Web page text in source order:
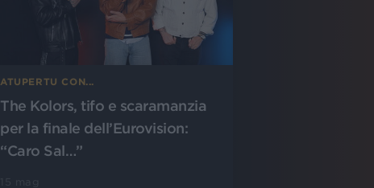
ATUPERTU CON...
The Kolors, tifo e scaramanzia
per la finale dell’Eurovision:
“Caro Sal…”